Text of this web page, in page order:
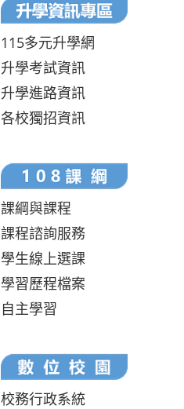
115多元升學網
升學考試資訊
升學進路資訊
各校獨招資訊
課綱與課程
課程諮詢服務
學生線上選課
學習歷程檔案
自主學習
校務行政系統